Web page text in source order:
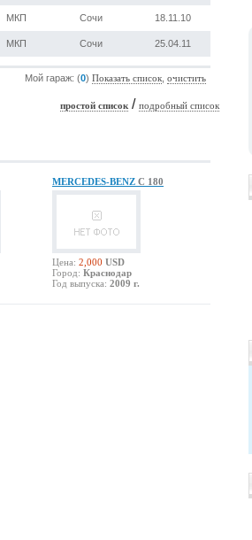
МКП Сочи 18.11.10
МКП Сочи 25.04.11
Мой гараж: (0)Показать список ,очистить
простой список /подробный список
MERCEDES-BENZ C 180
Цена: 2,000 USD
Город: Краснодар
Год выпуска: 2009 г.